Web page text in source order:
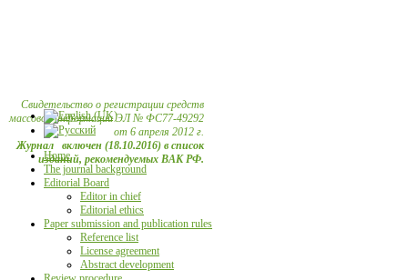
Свидетельство о регистрации средств
массовой информации ЭЛ № ФС77-49292
от 6 апреля 2012 г.
Журнал включен (18.10.2016) в список
изданий, рекомендуемых ВАК РФ.
Home
The journal background
Editorial Board
Editor in chief
Editorial ethics
Paper submission and publication rules
Reference list
License agreement
Abstract development